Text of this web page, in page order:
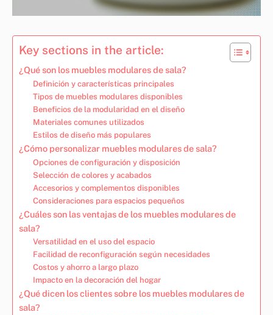
Key sections in the article:
¿Qué son los muebles modulares de sala?
Definición y características principales
Tipos de muebles modulares disponibles
Beneficios de la modularidad en el diseño
Materiales comunes utilizados
Estilos de diseño más populares
¿Cómo personalizar muebles modulares de sala?
Opciones de configuración y disposición
Selección de colores y acabados
Accesorios y complementos disponibles
Consideraciones para espacios pequeños
¿Cuáles son las ventajas de los muebles modulares de
sala?
Versatilidad en el uso del espacio
Facilidad de reconfiguración según necesidades
Costos y ahorro a largo plazo
Impacto en la decoración del hogar
¿Qué dicen los clientes sobre los muebles modulares de
sala?